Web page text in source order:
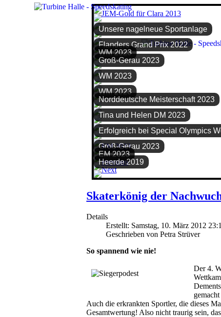
Unsere nagelneue Sportanlage
Flanders Grand Prix 2022
WM 2023
Groß-Gerau 2023
WM 2023
WM 2023
Norddeutsche Meisterschaft 2023
Tina und Helen DM 2023
Erfolgreich bei Special Olympics
Groß-Gerau 2023
EM 2023
Heerde 2019
Skaterkönig der
Details
Erstellt: Samstag, 10. März 2012
Geschrieben von Petra Strüver
So spannend wie nie!
Der 4.
Auch die erkrankten Sportler, die dieses
Gesamtwertung! Also nicht traurig sein,